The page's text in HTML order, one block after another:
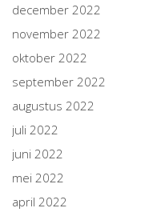
december 2022
november 2022
oktober 2022
september 2022
augustus 2022
juli 2022
juni 2022
mei 2022
april 2022